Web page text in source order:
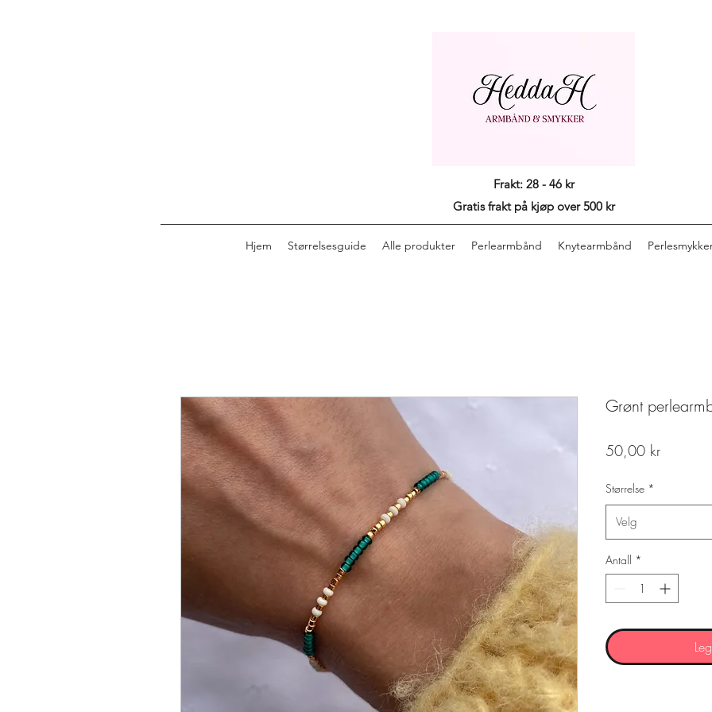
Frakt: 28 - 46 kr
Gratis frakt på kjøp over 500 kr
Hjem Størrelsesguide Alle produkter Perlearmbånd Knytearmbånd
Grønt
50,00 krPris
Størrelse *
Velg
Antall *